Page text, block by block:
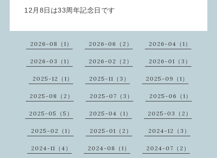
12月8日は33周年記念日です
2026-08（1） 2026-06（2） 2026-04（1）
2026-03（1） 2026-02（2） 2026-01（3）
2025-12（1） 2025-11（3） 2025-09（1）
2025-08（2） 2025-07（3） 2025-06（1）
2025-05（5） 2025-04（1） 2025-03（2）
2025-02（1） 2025-01（2） 2024-12（3）
2024-11（4） 2024-08（1） 2024-07（2）